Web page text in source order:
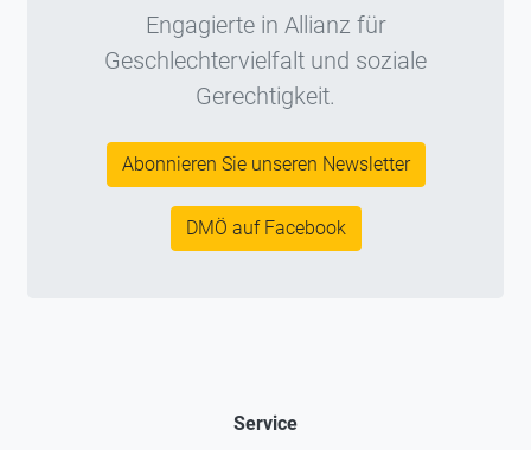
Engagierte in Allianz für
Geschlechtervielfalt und soziale
Gerechtigkeit.
Abonnieren Sie unseren Newsletter
DMÖ auf Facebook
Service